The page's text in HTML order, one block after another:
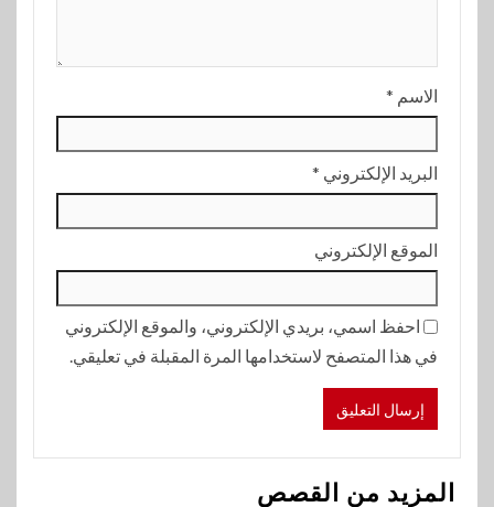
الاسم *
البريد الإلكتروني *
الموقع الإلكتروني
احفظ اسمي، بريدي الإلكتروني، والموقع الإلكتروني
في هذا المتصفح لاستخدامها المرة المقبلة في تعليقي.
المزيد من القصص